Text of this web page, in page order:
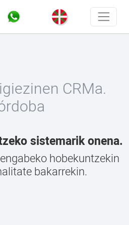
CRMa.
sistemarik onena.
hobekuntzekin
bakarrekin.